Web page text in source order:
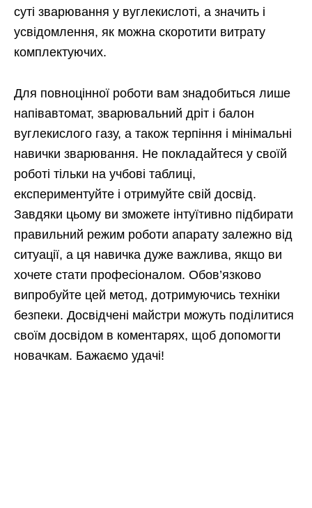
суті зварювання у вуглекислоті, а значить і
усвідомлення, як можна скоротити витрату
комплектуючих.
Для повноцінної роботи вам знадобиться лише
напівавтомат, зварювальний дріт і балон
вуглекислого газу, а також терпіння і мінімальні
навички зварювання. Не покладайтеся у своїй
роботі тільки на учбові таблиці,
експериментуйте і отримуйте свій досвід.
Завдяки цьому ви зможете інтуїтивно підбирати
правильний режим роботи апарату залежно від
ситуації, а ця навичка дуже важлива, якщо ви
хочете стати професіоналом. Обов’язково
випробуйте цей метод, дотримуючись техніки
безпеки. Досвідчені майстри можуть поділитися
своїм досвідом в коментарях, щоб допомогти
новачкам. Бажаємо удачі!